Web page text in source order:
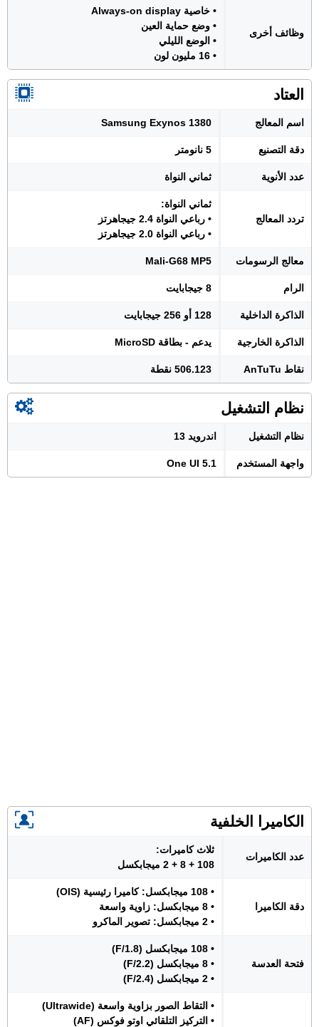
وظائف أخرى
• خاصية Always-on display
• وضع حماية العين
• الوضع الليلي
• 16 مليون لون
العتاد
اسم المعالج Samsung Exynos 1380
دقة التصنيع 5 نانومتر
عدد الأنوية ثماني النواة
تردد المعالج
ثماني النواة:
• رباعي النواة 2.4 جيجاهرتز
• رباعي النواة 2.0 جيجاهرتز
معالج الرسومات Mali-G68 MP5
الرام 8 جيجابايت
الذاكرة الداخلية 128 أو 256 جيجابايت
الذاكرة الخارجية يدعم - بطاقة MicroSD
نقاط AnTuTu 506.123 نقطة
نظام التشغيل
نظام التشغيل اندرويد 13
واجهة المستخدم One UI 5.1
الكاميرا الخلفية
عدد الكاميرات
ثلاث كاميرات:
108 + 8 + 2 ميجابكسل
دقة الكاميرا
• 108 ميجابكسل: كاميرا رئيسية (OIS)
• 8 ميجابكسل: زاوية واسعة
• 2 ميجابكسل: تصوير الماكرو
فتحة العدسة
• 108 ميجابكسل (F/1.8)
• 8 ميجابكسل (F/2.2)
• 2 ميجابكسل (F/2.4)
• التقاط الصور بزاوية واسعة (Ultrawide)
• التركيز التلقائي اوتو فوكس (AF)